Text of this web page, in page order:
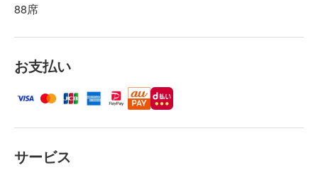
88席
お支払い
サービス